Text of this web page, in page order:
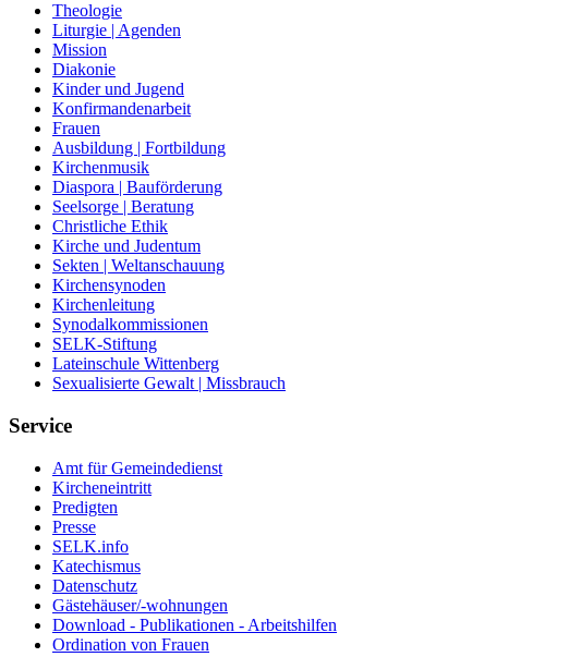
Theologie
Liturgie | Agenden
Mission
Diakonie
Kinder und Jugend
Konfirmandenarbeit
Frauen
Ausbildung | Fortbildung
Kirchenmusik
Diaspora | Bauförderung
Seelsorge | Beratung
Christliche Ethik
Kirche und Judentum
Sekten | Weltanschauung
Kirchensynoden
Kirchenleitung
Synodalkommissionen
SELK-Stiftung
Lateinschule Wittenberg
Sexualisierte Gewalt | Missbrauch
Service
Amt für Gemeindedienst
Kircheneintritt
Predigten
Presse
SELK.info
Katechismus
Datenschutz
Gästehäuser/-wohnungen
Download - Publikationen - Arbeitshilfen
Ordination von Frauen